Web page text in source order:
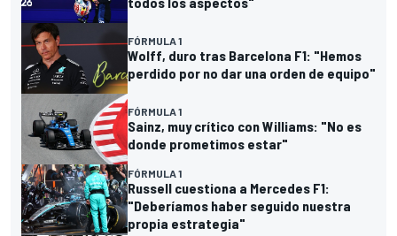
FÓRMULA 1
Wolff, duro tras Barcelona F1: "Hemos
perdido por no dar una orden de equipo"
FÓRMULA 1
Sainz, muy crítico con Williams: "No es
donde prometimos estar"
FÓRMULA 1
Russell cuestiona a Mercedes F1:
"Deberíamos haber seguido nuestra
propia estrategia"